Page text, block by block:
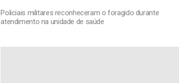
Policiais militares reconheceram o foragido durante
atendimento na unidade de saúde